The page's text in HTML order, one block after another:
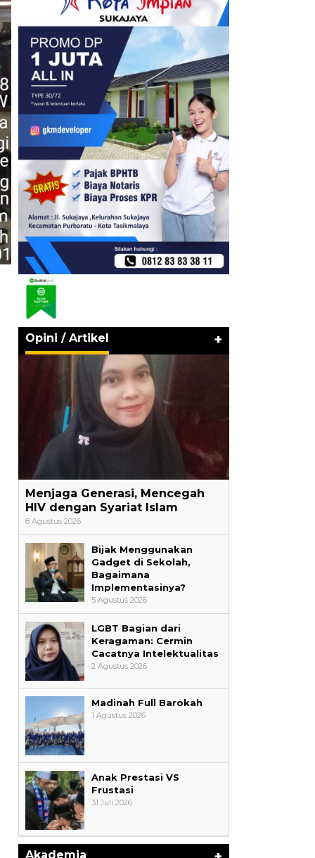
Opini / Artikel +
Menjaga Generasi, Mencegah
HIV dengan Syariat Islam
8 Agustus 2026
Bijak Menggunakan
Gadget di Sekolah,
Bagaimana
Implementasinya?
5 Agustus 2026
LGBT Bagian dari
Keragaman: Cermin
Cacatnya Intelektualitas
2 Agustus 2026
Madinah Full Barokah
1 Agustus 2026
Anak Prestasi VS
Frustasi
31 Juli 2026
Akademia
AYIMUN 2026 Depok Resmi
Dibuka, Chandra: Ini Ruang
Lahirkan Pemimpin Masa Depan
Di Akademia |